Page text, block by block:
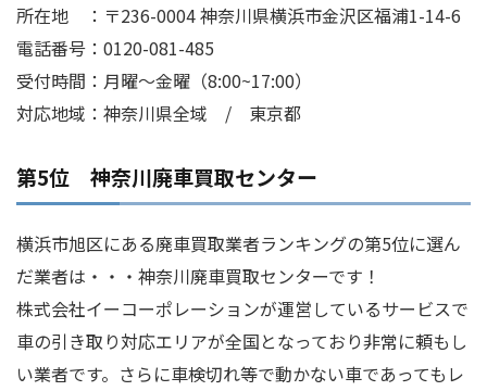
所在地 ：〒236-0004 神奈川県横浜市金沢区福浦1-14-6
電話番号：0120-081-485
受付時間：月曜～金曜（8:00~17:00）
対応地域：神奈川県全域 / 東京都
第5位 神奈川廃車買取センター
横浜市旭区にある廃車買取業者ランキングの第5位に選ん
だ業者は・・・神奈川廃車買取センターです！
株式会社イーコーポレーションが運営しているサービスで
車の引き取り対応エリアが全国となっており非常に頼もし
い業者です。さらに車検切れ等で動かない車であってもレ